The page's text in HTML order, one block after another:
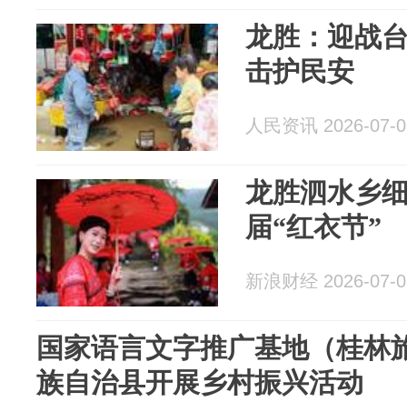
龙胜：迎战
击护民安
人民资讯 2026-07-
龙胜泗水乡
届“红衣节”
新浪财经 2026-07-
国家语言文字推广基地（桂林
族自治县开展乡村振兴活动